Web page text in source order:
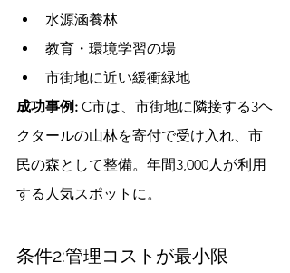
水源涵養林
教育・環境学習の場
市街地に近い緩衝緑地
成功事例: C市は、市街地に隣接する3ヘ
クタールの山林を寄付で受け入れ、市
民の森として整備。年間3,000人が利用
する人気スポットに。
条件2:管理コストが最小限